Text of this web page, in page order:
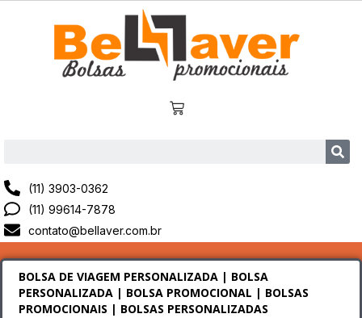
(11) 3903-0362
(11) 99614-7878
contato@bellaver.com.br
BOLSA DE VIAGEM PERSONALIZADA | BOLSA
PERSONALIZADA | BOLSA PROMOCIONAL | BOLSAS
PROMOCIONAIS | BOLSAS PERSONALIZADAS